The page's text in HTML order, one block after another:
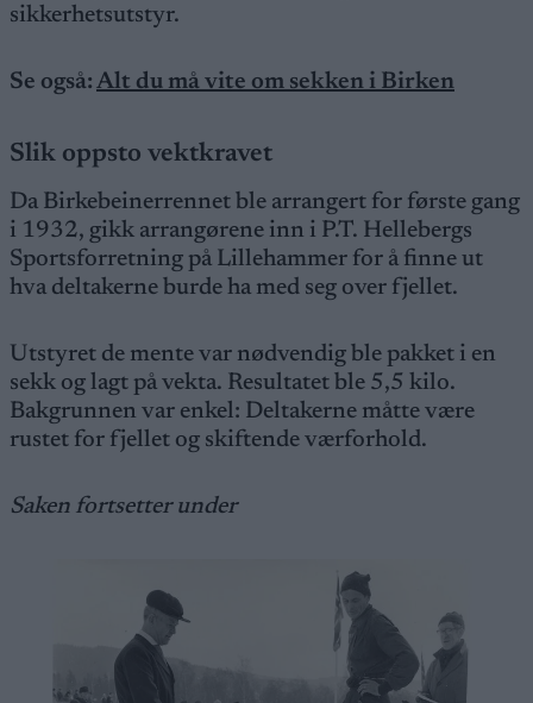
sikkerhetsutstyr.
Se også: Alt du må vite om sekken i Birken
Slik oppsto vektkravet
Da Birkebeinerrennet ble arrangert for første gang
i 1932, gikk arrangørene inn i P.T. Hellebergs
Sportsforretning på Lillehammer for å finne ut
hva deltakerne burde ha med seg over fjellet.
Utstyret de mente var nødvendig ble pakket i en
sekk og lagt på vekta. Resultatet ble 5,5 kilo.
Bakgrunnen var enkel: Deltakerne måtte være
rustet for fjellet og skiftende værforhold.
Saken fortsetter under